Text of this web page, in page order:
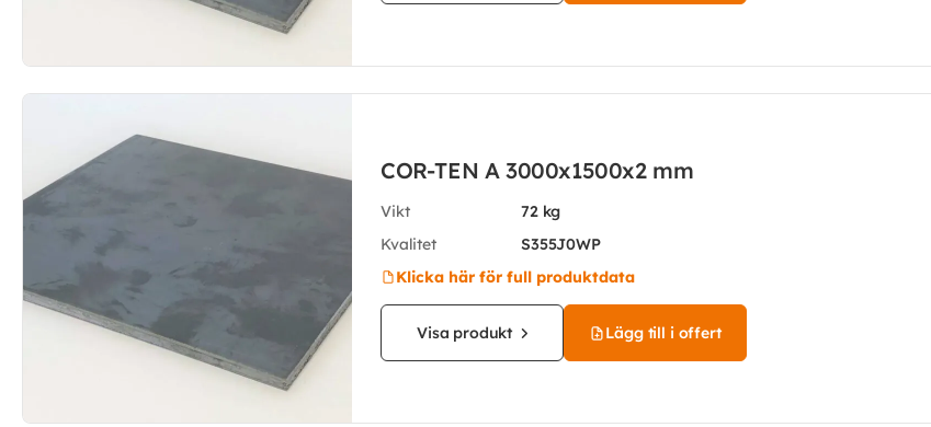
COR-TEN A 3000x1500x2 mm
Vikt
72 kg
Kvalitet
S355J0WP
Klicka här för full produktdata
Visa produkt Lägg till i offert